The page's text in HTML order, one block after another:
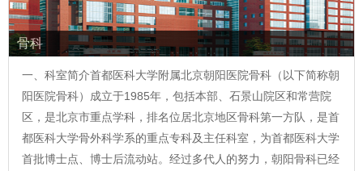
骨科
一、科室简介首都医科大学附属北京朝阳医院骨科（以下简称朝
阳医院骨科）成立于1985年，包括本部、石景山院区和常营院
区，是北京市重点学科，排名位居北京地区骨科第一方队，是首
都医科大学骨外科学系的重点专科及主任科室，为首都医科大学
首批博士点、博士后流动站。经过多代人的努力，朝阳骨科已经